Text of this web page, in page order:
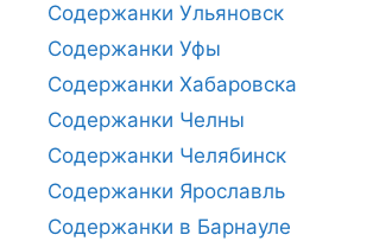
Содержанки Ульяновск
Содержанки Уфы
Содержанки Хабаровска
Содержанки Челны
Содержанки Челябинск
Содержанки Ярославль
Содержанки в Барнауле